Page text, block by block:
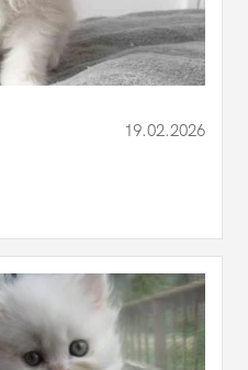
19.02.2026